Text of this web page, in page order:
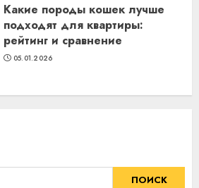
Какие породы кошек лучше
подходят для квартиры:
рейтинг и сравнение
05.01.2026
ПОИСК